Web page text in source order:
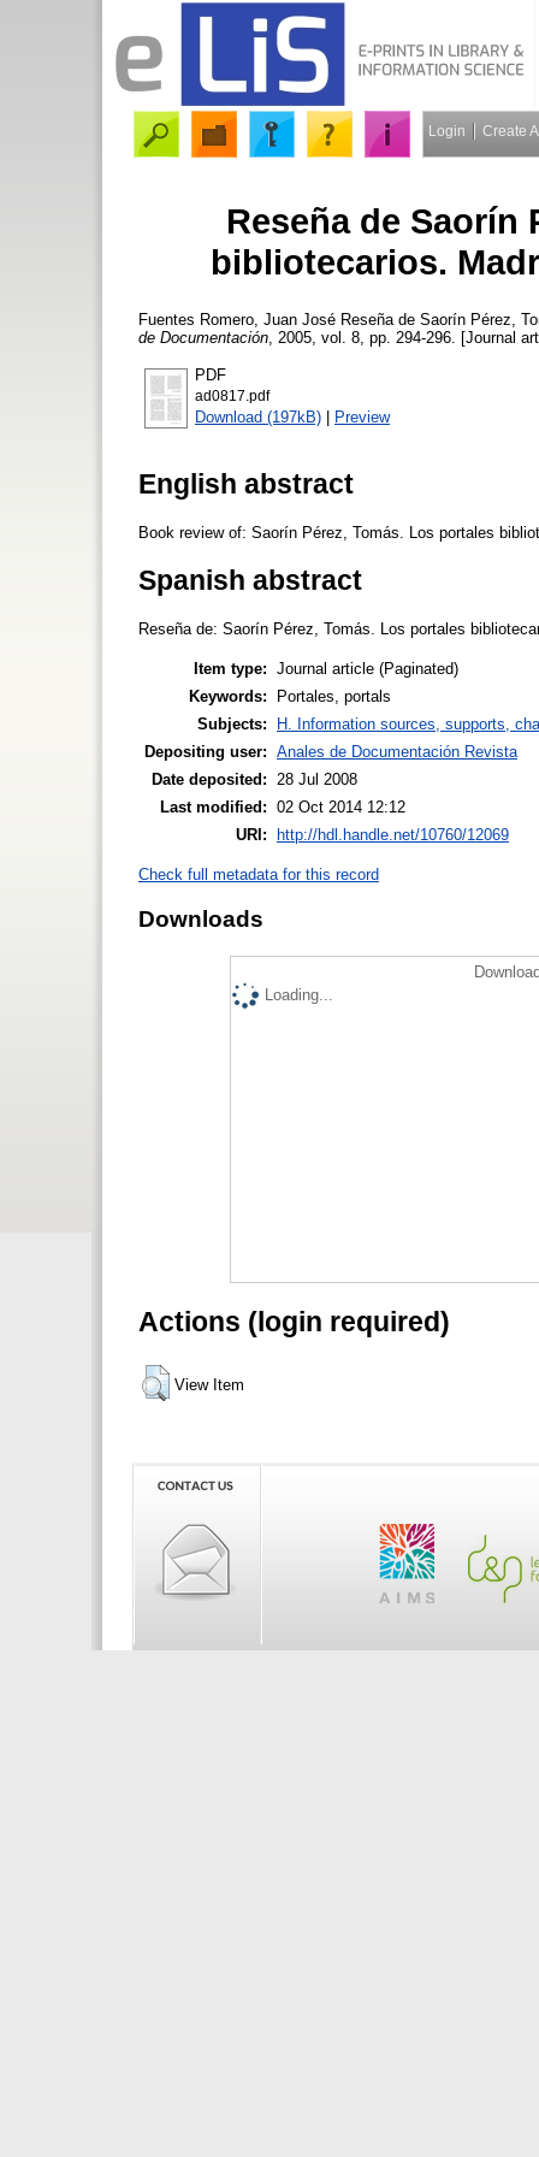
Login Create
Reseña de Saorín
bibliotecarios.
Fuentes Romero, Juan José Reseña de Saorín Pérez,
de Documentación , 2005, vol. 8, pp. 294-296. [Journal
PDF
ad0817.pdf
Download (197kB) | Preview
English abstract
Book review of: Saorín Pérez, Tomás. Los portales
Spanish abstract
Reseña de: Saorín Pérez, Tomás. Los portales
Item type: Journal article (Paginated)
Keywords:
Portales, portals
Subjects:
H. Information sources, supports,
Depositing user: Anales de Documentación Revista
Date deposited:
28 Jul 2008
Last modified: 02 Oct 2014 12:12
URI:
http://hdl.handle.net/10760/12069
Check full metadata for this record
Downloads
Loading...
Actions (login required)
View Item